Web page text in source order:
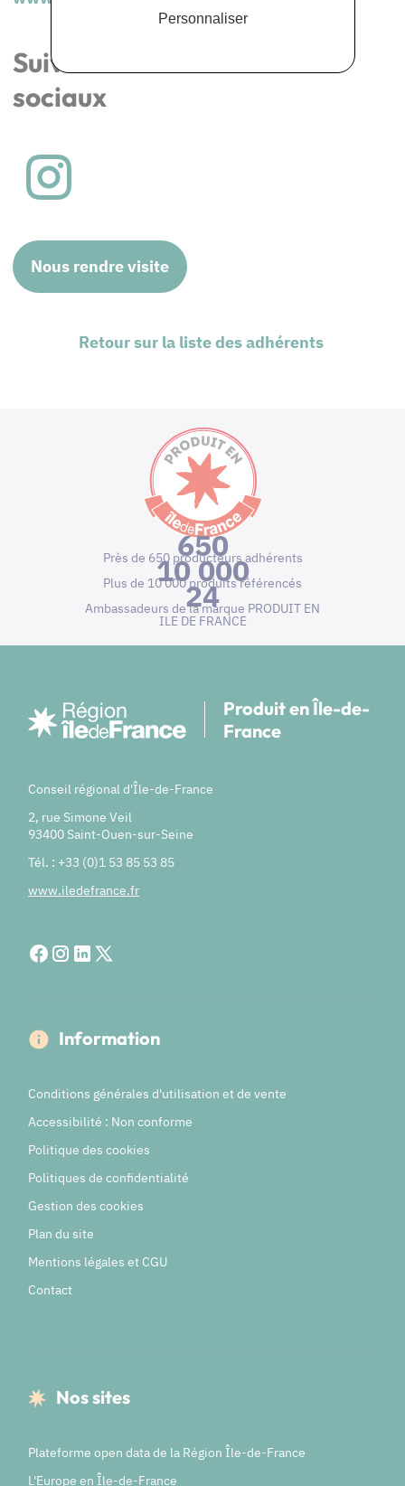
Suivez-nous les réseaux
sociaux
Nous rendre visite
Retour sur la liste des adhérents
650
Près de 650 producteurs adhérents
10 000
Plus de 10 000 produits référencés
24
Ambassadeurs de la marque PRODUIT EN
ILE DE FRANCE
Produit en Île-de-
France
Conseil régional d'Île-de-France
2, rue Simone Veil
93400 Saint-Ouen-sur-Seine
Tél. : +33 (0)1 53 85 53 85
www.iledefrance.fr
Information
Conditions générales d'utilisation et de vente
Accessibilité : Non conforme
Politique des cookies
Politiques de confidentialité
Gestion des cookies
Plan du site
Mentions légales et CGU
Contact
Nos sites
Plateforme open data de la Région Île-de-France
L'Europe en Île-de-France
Personnaliser